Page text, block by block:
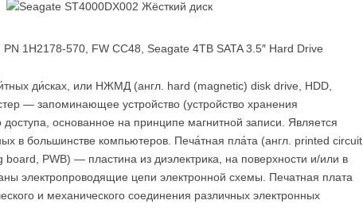
1H2178-570, FW CC48, Seagate 4TB SATA 3.5″ Hard Drive
ди́сках, или НЖМД (англ. hard (magnetic) disk drive, HDD,
— запоминающее устройство (устройство хранения
основанное на принципе магнитной записи. Является
в большинстве компьютеров. Печа́тная пла́та (англ. printed circuit
PWB) — пластина из диэлектрика, на поверхности и/или в
электропроводящие цепи электронной схемы. Печатная плата
и механического соединения различных электронных